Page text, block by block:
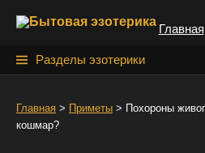
Главная
Разделы эзотерики
Главная > Приметы > Похороны
кошмар?